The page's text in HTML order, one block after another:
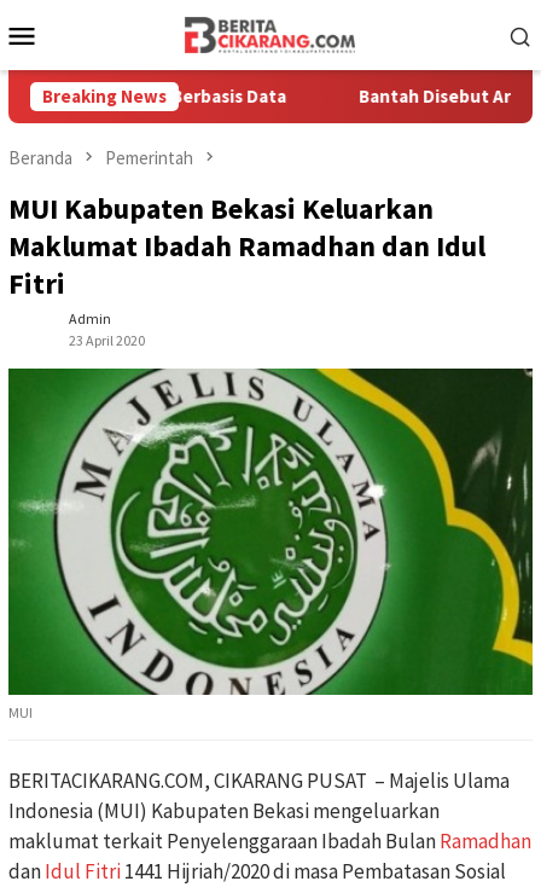
ke
Mobile
Breaking News
Solusi Berbasis Data Bantah Disebut Arogan, Kuasa
Beranda Pemerintah
MUI Kabupaten Bekasi Keluarkan
Maklumat Ibadah Ramadhan dan Idul
Fitri
Admin
23 April 2020
MUI
BERITACIKARANG.COM, CIKARANG PUSAT – Majelis Ulama
Indonesia (MUI) Kabupaten Bekasi mengeluarkan
maklumat terkait Penyelenggaraan Ibadah BulanRamadhan
danIdul Fitri1441 Hijriah/2020 di masa Pembatasan Sosial